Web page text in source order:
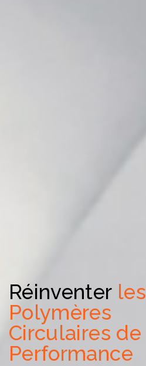
Réinventer les
Polymères
Circulaires de
Performance